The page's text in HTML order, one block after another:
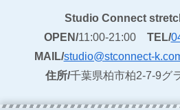
Studio Connect
OPEN/11:00-21:00 TEL/
MAIL/studio@stconnect-
住所/千葉県柏市柏2-7-9グ